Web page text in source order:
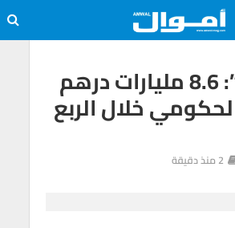
“المالية”: 8.6 مليارات درهم
خلال الربع
2 منذ دقيقة